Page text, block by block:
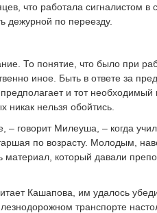
что работала сигналистом
дежурной по переезду.
То понятие, что было при
иное. Быть в ответе за
и тот
никак нельзя обойтись.
– говорит Милеуша, – когда
по возрасту. Молодым,
материал, который давали
Кашапова, им удалось
транспорте